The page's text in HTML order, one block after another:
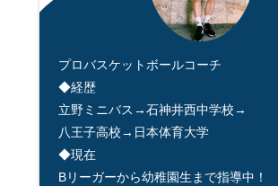
プロバスケットボールコーチ
◆経歴
立野ミニバス→石神井西中学校→
八王子高校→日本体育大学
◆現在
Bリーガーから幼稚園生まで指導中！